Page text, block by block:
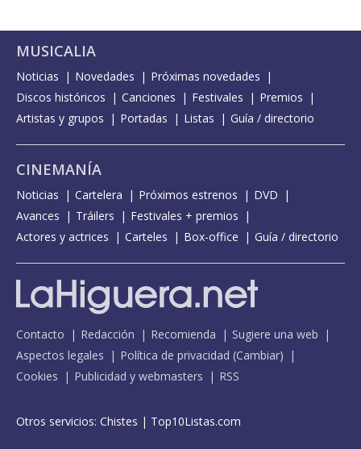
MUSICALIA
Noticias Novedades
Próximas novedades
Discos históricos
Canciones Festivales
Premios
Artistas y grupos
Portadas Listas Guía / directorio
CINEMANÍA
Noticias Cartelera Próximos estrenos
DVD
Avances
Tráilers
Festivales + premios
Actores y actrices
Carteles Box-office Guía / directorio
Contacto Redacción Recomienda
Sugiere una web
Aspectos legales
Política de privacidad (Cambiar)
Cookies
Publicidad y webmasters RSS
Otros servicios: Chistes | Top10Listas.com